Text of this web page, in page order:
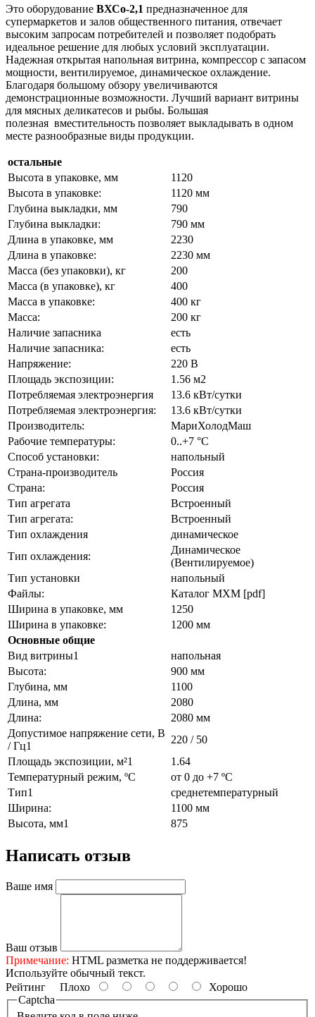
Это оборудование ВХСо-2,1 предназначенное для
супермаркетов и залов общественного питания, отвечает
высоким запросам потребителей и позволяет подобрать
идеальное решение для любых условий эксплуатации.
Надежная открытая напольная витрина, компрессор с запасом
мощности, вентилируемое, динамическое охлаждение.
Благодаря большому обзору увеличиваются
демонстрационные возможности. Лучший вариант витрины
для мясных деликатесов и рыбы. Большая
полезная вместительность позволяет выкладывать в одном
месте разнообразные виды продукции.
остальные
Высота в упаковке, мм
1120
Высота в упаковке:
1120 мм
Глубина выкладки, мм
790
Глубина выкладки:
790 мм
Длина в упаковке, мм
2230
Длина в упаковке:
2230 мм
Масса (без упаковки), кг
200
Масса (в упаковке), кг
400
Масса в упаковке:
400 кг
Масса:
200 кг
Наличие запасника
есть
Наличие запасника:
есть
Напряжение:
220 В
Площадь экспозиции:
1.56 м2
Потребляемая электроэнергия
13.6 кВт/сутки
Потребляемая электроэнергия:
13.6 кВт/сутки
Производитель:
МариХолодМаш
Рабочие температуры:
0..+7 °C
Способ установки:
напольный
Страна-производитель
Россия
Страна:
Россия
Тип агрегата
Встроенный
Тип агрегата:
Встроенный
Тип охлаждения
динамическое
Тип охлаждения:
Динамическое
(Вентилируемое)
Тип установки
напольный
Файлы:
Каталог МХМ [pdf]
Ширина в упаковке, мм
1250
Ширина в упаковке:
1200 мм
Основные общие
Вид витрины1
напольная
Высота:
900 мм
Глубина, мм
1100
Длина, мм
2080
Длина:
2080 мм
Допустимое напряжение сети, В
/ Гц1
220 / 50
Площадь экспозиции, м²1
1.64
Температурный режим, ºC
от 0 до +7 ºC
Тип1
среднетемпературный
Ширина:
1100 мм
Высота, мм1
875
Написать отзыв
Ваше имя
Ваш отзыв
Примечание: HTML разметка не поддерживается!
Используйте обычный текст.
Рейтинг Плохо
Хорошо
Captcha